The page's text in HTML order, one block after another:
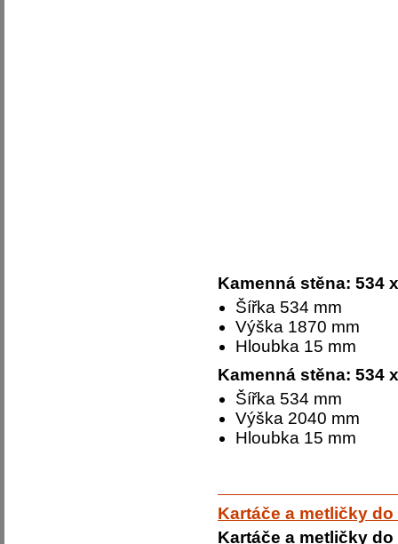
Kamenná stěna: 534
Šířka 534 mm
Výška 1870 mm
Hloubka 15 mm
Kamenná stěna: 534
Šířka 534 mm
Výška 2040 mm
Hloubka 15 mm
Kartáče a metličky
Kartáče a metličky